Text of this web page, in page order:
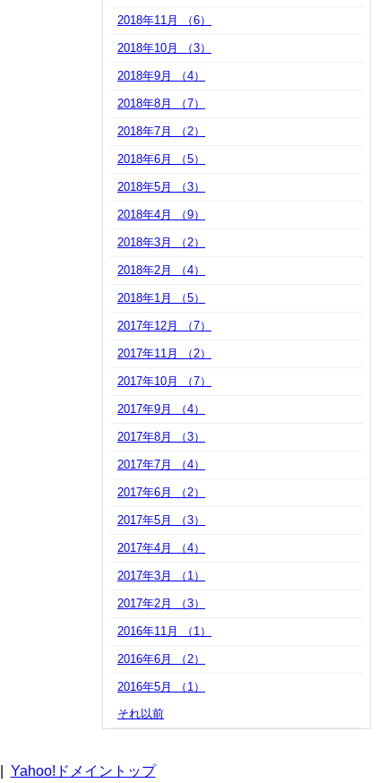
2018年11月 （6）
2018年10月 （3）
2018年9月 （4）
2018年8月 （7）
2018年7月 （2）
2018年6月 （5）
2018年5月 （3）
2018年4月 （9）
2018年3月 （2）
2018年2月 （4）
2018年1月 （5）
2017年12月 （7）
2017年11月 （2）
2017年10月 （7）
2017年9月 （4）
2017年8月 （3）
2017年7月 （4）
2017年6月 （2）
2017年5月 （3）
2017年4月 （4）
2017年3月 （1）
2017年2月 （3）
2016年11月 （1）
2016年6月 （2）
2016年5月 （1）
それ以前
Yahoo!ドメイントップ